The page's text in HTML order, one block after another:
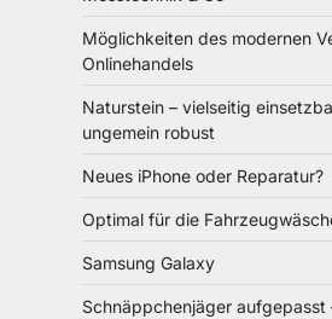
Möglichkeiten des modernen
Onlinehandels
Naturstein – vielseitig
ungemein robust
Neues iPhone oder Reparatur?
Optimal für die
Samsung Galaxy
Schnäppchenjäger aufgepasst